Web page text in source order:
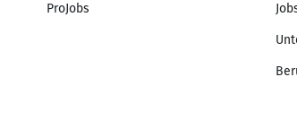
ProJobs